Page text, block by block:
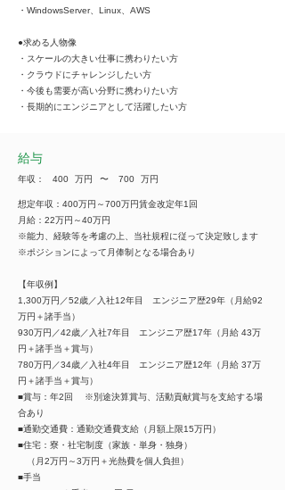
・WindowsServer、Linux、AWS
●求める人物像
・スケールの大きい仕事に携わりたい方
・クラウドにチャレンジしたい方
・今後も需要が高い分野に携わりたい方
・長期的にエンジニアとして活躍したい方
給与
年収： 400 万円 ​〜 700 万円
想定年収：400万円～700万円賃金改定年1回
月給：22万円～40万円
※能力、経験等を考慮の上、当社規程に従って決定致します
※ポジションによって月俸制となる場合あり
【年収例】
1,300万円／52歳／入社12年目 エンジニア歴29年（月給92
万円＋諸手当）
930万円／42歳／入社7年目 エンジニア歴17年（月給 43万
円＋諸手当＋賞与）
780万円／34歳／入社4年目 エンジニア歴12年（月給 37万
円＋諸手当＋賞与）
■賞与：年2回 ※別途決算賞与、活動貢献賞与を支給する場
合あり
■通勤交通費：通勤交通費支給（月額上限15万円）
■住宅：寮・社宅制度（家族・単身・独身）
（月2万円～3万円＋光熱費を個人負担）
■手当